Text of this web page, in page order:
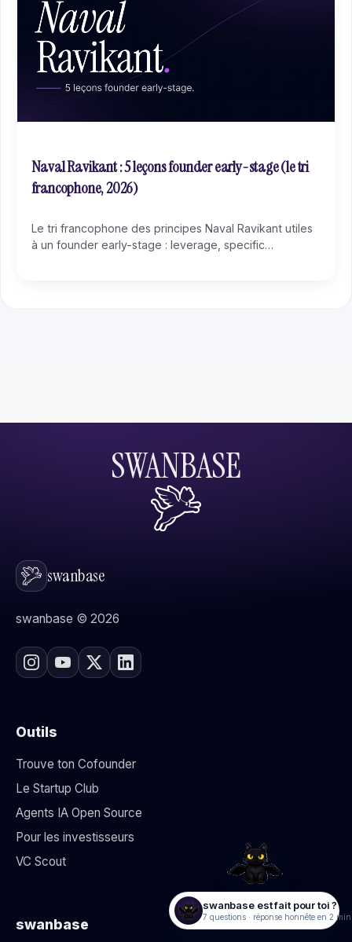
Naval Ravikant : 5 leçons founder early-stage (le tri
francophone, 2026)
Le tri francophone des principes Naval Ravikant utiles
à un founder early-stage : leverage, specific
SWANBASE
swanbase
swanbase © 2026
Outils
Trouve ton Cofounder
Le Startup Club
Agents IA Open Source
Pour les investisseurs
VC Scout
swanbase
swanbase est fait pour toi ?
7 questions · réponse honnête en 2 min